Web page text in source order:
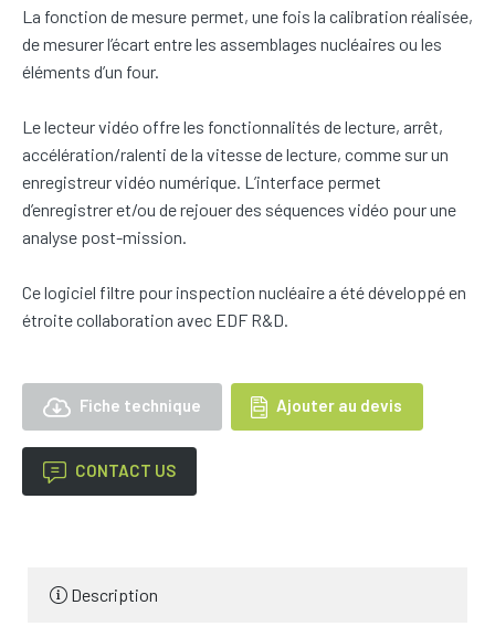
La fonction de mesure permet, une fois la calibration réalisée,
de mesurer l’écart entre les assemblages nucléaires ou les
éléments d’un four.
Le lecteur vidéo offre les fonctionnalités de lecture, arrêt,
accélération/ralenti de la vitesse de lecture, comme sur un
enregistreur vidéo numérique. L’interface permet
d’enregistrer et/ou de rejouer des séquences vidéo pour une
analyse post-mission.
Ce logiciel filtre pour inspection nucléaire a été développé en
étroite collaboration avec EDF R&D.
Fiche technique Ajouter au devis
CONTACT US
Description